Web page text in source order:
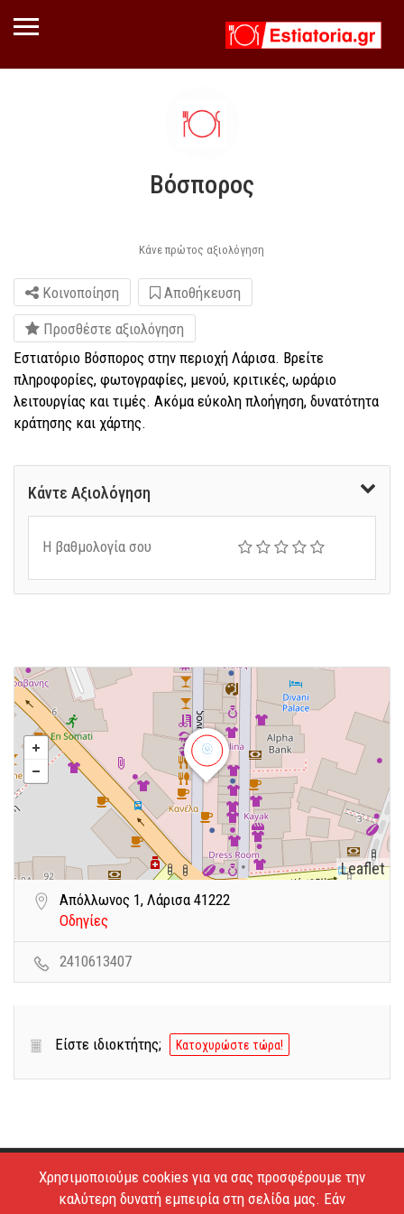
Βόσπορος
Κάνε πρώτος αξιολόγηση
Κοινοποίηση
Αποθήκευση
Προσθέστε αξιολόγηση
Εστιατόριο Βόσπορος στην περιοχή Λάρισα. Βρείτε
πληροφορίες, φωτογραφίες, μενού, κριτικές, ωράριο
λειτουργίας και τιμές. Ακόμα εύκολη πλοήγηση, δυνατότητα
κράτησης και χάρτης.
Κάντε Αξιολόγηση
Η βαθμολογία σου
Leaflet
Απόλλωνος 1, Λάρισα 41222
Οδηγίες
2410613407
Είστε ιδιοκτήτης; Κατοχυρώστε τώρα!
Copyright © 2026 - Estiatoria. All Rights Reserved.
Απαγορεύεται το κατέβασμα των φωτογραφιών και η
Χρησιμοποιούμε cookies για να σας προσφέρουμε την
καλύτερη δυνατή εμπειρία στη σελίδα μας. Εάν